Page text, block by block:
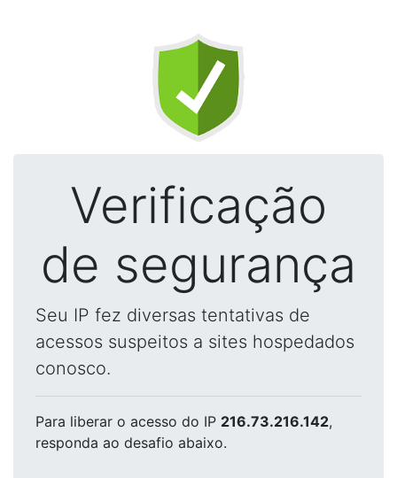
Verificação
de segurança
Seu IP fez diversas tentativas de
acessos suspeitos a sites hospedados
conosco.
Para liberar o acesso do IP 216.73.216.142,
responda ao desafio abaixo.